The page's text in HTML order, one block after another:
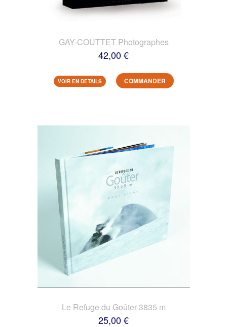
GAY-COUTTET Photographes
42,00 €
VOIR EN DETAILS COMMANDER
Le Refuge du Goûter 3835 m
25,00 €